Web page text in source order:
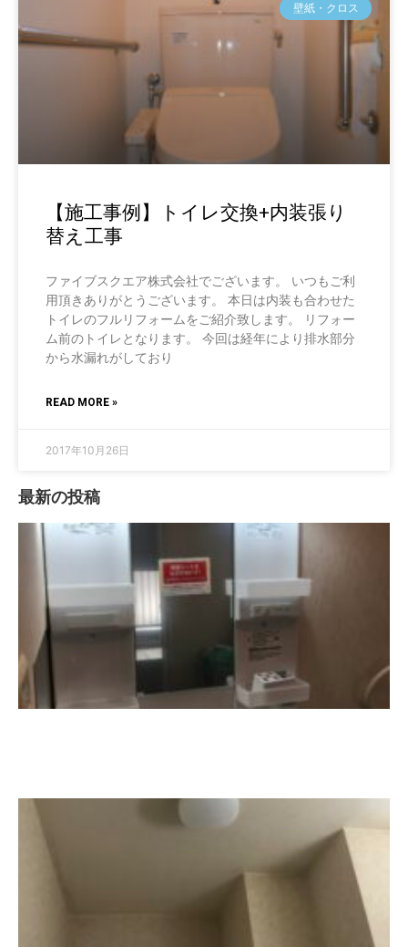
壁紙・クロス
【施工事例】トイレ交換+内装張り
替え工事
ファイブスクエア株式会社でございます。 いつもご利
用頂きありがとうございます。 本日は内装も合わせた
トイレのフルリフォームをご紹介致します。 リフォー
ム前のトイレとなります。 今回は経年により排水部分
から水漏れがしており
READ MORE »
2017年10月26日
最新の投稿